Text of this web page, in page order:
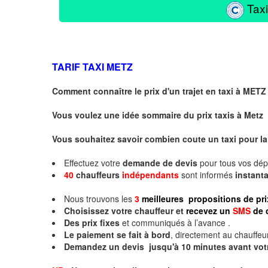
TARIF TAXI METZ
Comment connaître le prix d'un trajet en taxi à
Vous voulez une idée sommaire du prix taxis à Metz
Vous souhaitez savoir combien coute un taxi pour
Effectuez votre demande de devis pour tous vos
40 chauffeurs indépendants sont informés
Nous trouvons les 3 meilleures propositions de
Choisissez votre chauffeur et recevez un SMS de
Des prix fixes et communiqués à l’avance .
Le paiement se fait à bord, directement au
Demandez un devis jusqu'à 10 minutes avant